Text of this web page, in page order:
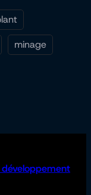
minage